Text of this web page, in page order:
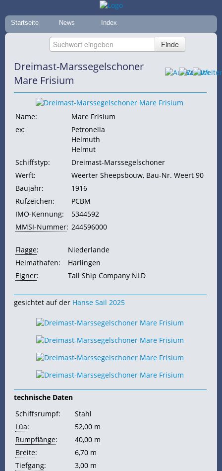
Startseite News Index
Dreimast-Marssegelschoner
Mare Frisium
Name:
Mare Frisium
ex:
Petronella
Helmuth
Helmut
Schiffstyp:
Dreimast-Marssegelschoner
Werft:
Weerter Sheepsbouw, Bau-Nr. Weert 90
Baujahr:
1916
Rufzeichen:
PCBM
IMO-Kennung:
5344592
MMSI-Nummer: 244596000
Flagge:
Niederlande
Heimathafen:
Harlingen
Eigner: Tall Ship Company NLD
gesichtet auf der Hanse Sail 2025
technische Daten
Schiffsrumpf:
Stahl
Lüa:
52,00 m
Rumpflänge:
40,00 m
Breite:
6,70 m
Tiefgang:
3,00 m